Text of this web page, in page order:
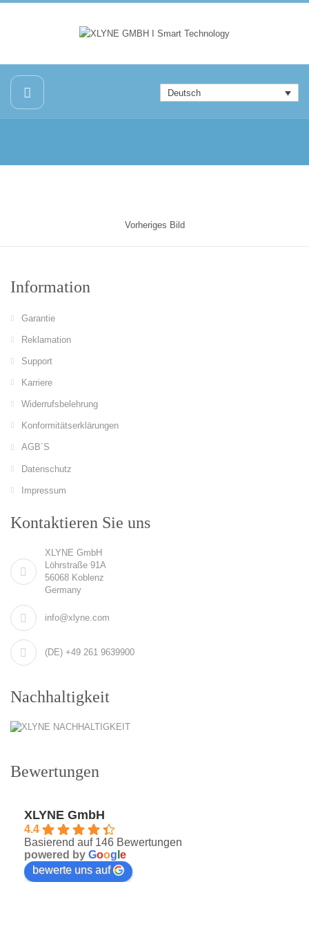
Deutsch
Vorheriges Bild
Information
Garantie
Reklamation
Support
Karriere
Widerrufsbelehrung
Konformitätserklärungen
AGB´S
Datenschutz
Impressum
Kontaktieren Sie uns
XLYNE GmbH
Löhrstraße 91A
56068 Koblenz
Germany
info@xlyne.com
(DE) +49 261 9639900
Nachhaltigkeit
Bewertungen
XLYNE GmbH
4.4
Basierend auf 146 Bewertungen
powered by Goog e
bewerte uns auf